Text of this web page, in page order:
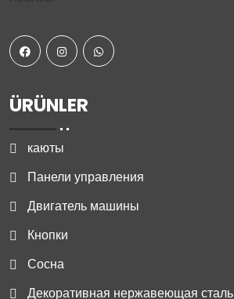
ÜRÜNLER
каюты
Панели управления
Двигатель машины
Кнопки
Сосна
Декоративная нержавеющая сталь